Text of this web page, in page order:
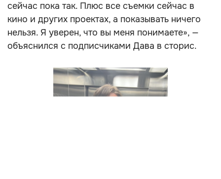
сейчас пока так. Плюс все съемки сейчас в
кино и других проектах, а показывать ничего
нельзя. Я уверен, что вы меня понимаете», —
объяснился с подписчиками Дава в сторис.